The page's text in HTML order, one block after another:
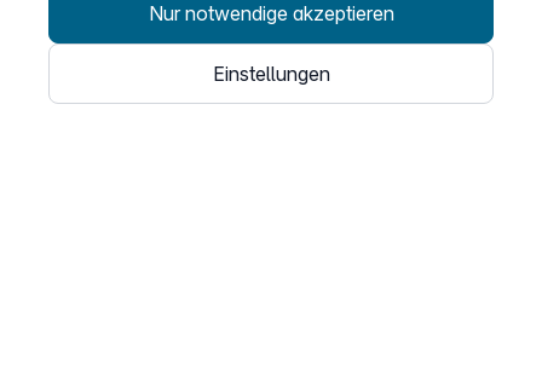
Nur notwendige akzeptieren
Einstellungen